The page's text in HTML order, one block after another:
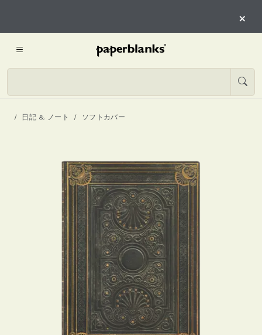
×
日記 & ノート ソフトカバー